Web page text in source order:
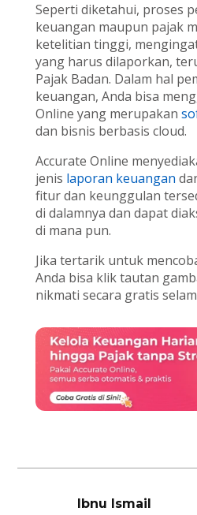
Seperti diketahui, proses
keuangan maupun pajak
ketelitian tinggi,
yang harus dilaporkan,
Pajak Badan. Dalam hal
keuangan, Anda bisa
Online yang merupakan
dan bisnis berbasis cloud.
Accurate Online
jenis laporan keuangan
fitur dan keunggulan
di dalamnya dan dapat
di mana pun.
Jika tertarik untuk
Anda bisa klik tautan
nikmati secara gratis
Ibnu Ismail